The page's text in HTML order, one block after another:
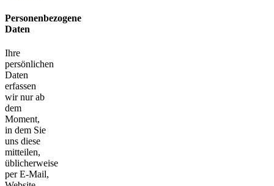
Personenbezogene
Daten
Ihre
persönlichen
Daten
erfassen
wir nur ab
dem
Moment,
in dem Sie
uns diese
mitteilen,
üblicherweise
per E-Mail,